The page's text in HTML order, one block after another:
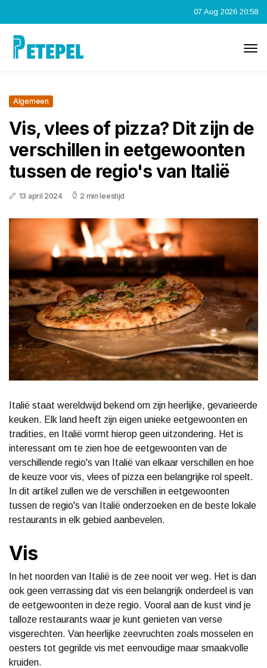
07 Aug 2026 20:58
Algemeen
Vis, vlees of pizza? Dit zijn de
verschillen in eetgewoonten
tussen de regio's van Italië
13 april 2024 2 min leestijd
Italië staat wereldwijd bekend om zijn heerlijke, gevarieerde
keuken. Elk land heeft zijn eigen unieke eetgewoonten en
tradities, en Italië vormt hierop geen uitzondering. Het is
interessant om te zien hoe de eetgewoonten van de
verschillende regio's van Italië van elkaar verschillen en hoe
de keuze voor vis, vlees of pizza een belangrijke rol speelt.
In dit artikel zullen we de verschillen in eetgewoonten
tussen de regio's van Italië onderzoeken en de beste lokale
restaurants in elk gebied aanbevelen.
Vis
In het noorden van Italië is de zee nooit ver weg. Het is dan
ook geen verrassing dat vis een belangrijk onderdeel is van
de eetgewoonten in deze regio. Vooral aan de kust vind je
talloze restaurants waar je kunt genieten van verse
visgerechten. Van heerlijke zeevruchten zoals mosselen en
oesters tot gegrilde vis met eenvoudige maar smaakvolle
kruiden.